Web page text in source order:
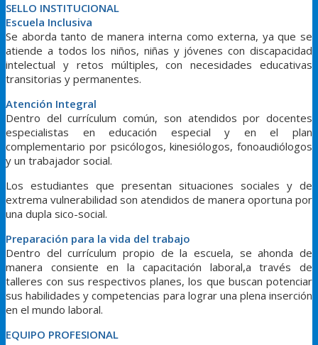
SELLO INSTITUCIONAL
Escuela Inclusiva
Se aborda tanto de manera interna como externa, ya que se
atiende a todos los niños, niñas y jóvenes con discapacidad
intelectual y retos múltiples, con necesidades educativas
transitorias y permanentes.
Atención Integral
Dentro del currículum común, son atendidos por docentes
especialistas en educación especial y en el plan
complementario por psicólogos, kinesiólogos, fonoaudiólogos
y un trabajador social.
Los estudiantes que presentan situaciones sociales y de
extrema vulnerabilidad son atendidos de manera oportuna por
una dupla sico-social.
Preparación para la vida del trabajo
Dentro del currículum propio de la escuela, se ahonda de
manera consiente en la capacitación laboral,a través de
talleres con sus respectivos planes, los que buscan potenciar
sus habilidades y competencias para lograr una plena inserción
en el mundo laboral.
EQUIPO PROFESIONAL